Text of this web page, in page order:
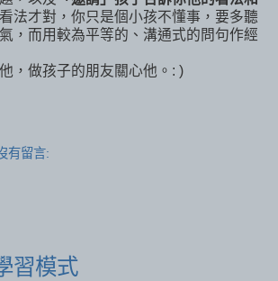
法才對，你只是個小孩不懂事，要多聽
，而用較為平等的、溝通式的問句作經
，做孩子的朋友關心他。: )
有留言:
習模式